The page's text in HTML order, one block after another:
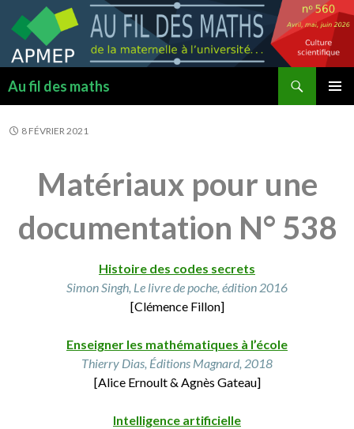
Au fil des maths
CONTENU
8 FÉVRIER 2021
Matériaux pour une
documentation N° 538
Histoire des codes secrets
Simon Singh, Le livre de poche, édition 2016
[Clémence Fillon]
Enseigner les mathématiques à l’école
Thierry Dias, Éditions Magnard, 2018
[Alice Ernoult & Agnès Gateau]
Intelligence artificielle